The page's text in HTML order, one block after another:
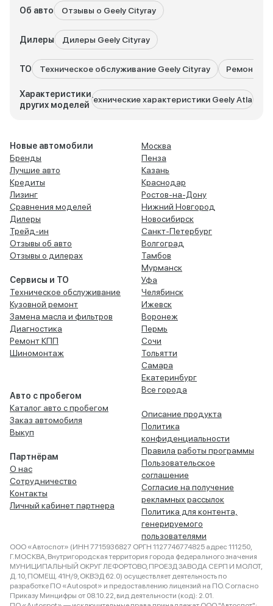
Об авто Отзывы о Geely Cityray
Дилеры Дилеры Geely Cityray
ТО Техническое обслуживание Geely Cityray Ремонт
Характеристики
других моделей
Технические характеристики Geely Atlas
Новые автомобили
Бренды
Лучшие авто
Кредиты
Лизинг
Сравнения моделей
Дилеры
Трейд-ин
Отзывы об авто
Отзывы о дилерах
Сервисы и ТО
Техническое обслуживание
Кузовной ремонт
Замена масла и фильтров
Диагностика
Ремонт КПП
Шиномонтаж
Авто с пробегом
Каталог авто с пробегом
Заказ автомобиля
Выкуп
Партнёрам
О нас
Сотрудничество
Контакты
Личный кабинет партнера
Москва
Пенза
Казань
Краснодар
Ростов-на-Дону
Нижний Новгород
Новосибирск
Санкт-Петербург
Волгоград
Тамбов
Мурманск
Уфа
Челябинск
Ижевск
Воронеж
Пермь
Сочи
Тольятти
Самара
Екатеринбург
Все города
Описание продукта
Политика
конфиденциальности
Правила работы программы
Пользовательское
соглашение
Согласие на получение
рекламных рассылок
Политика для контента,
генерируемого
пользователями
ООО «Автоспот» (ИНН 7715936827 ОРГН 1127746774825 адрес 111250,
Г.МОСКВА, Внутригородская территория города федерального значения
МУНИЦИПАЛЬНЫЙ ОКРУГ ЛЕФОРТОВО, ПРОЕЗД ЗАВОДА СЕРП И МОЛОТ,
Д. 10, ПОМЕЩ. 41Н/9, ОКВЭД 62.0) осуществляет деятельность по
разработке ПО «Autospot» и предоставлению лицензий на ПО. Согласно
Приказу Минцифры от 08.10.22, вид деятельности (код): 2.01.